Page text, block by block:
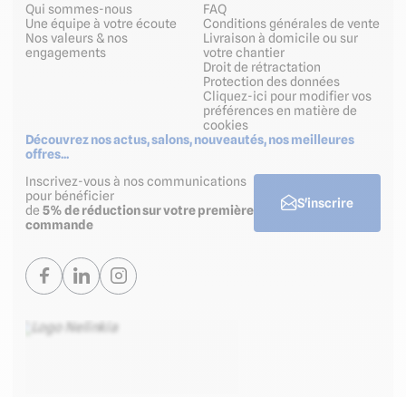
Qui sommes-nous
Une équipe à votre écoute
Nos valeurs & nos
engagements
FAQ
Conditions générales de vente
Livraison à domicile ou sur
votre chantier
Droit de rétractation
Protection des données
Cliquez-ici pour modifier vos
préférences en matière de
cookies
Découvrez nos actus, salons, nouveautés, nos meilleures
offres...
Inscrivez-vous à nos communications
pour bénéficier
de 5% de réduction sur votre première
commande
S'inscrire